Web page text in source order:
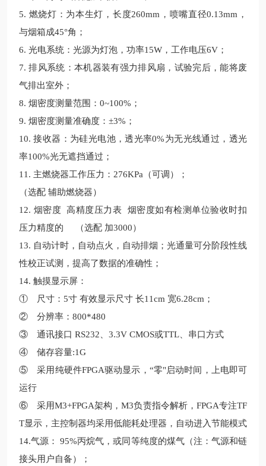
5. 燃烧灯：为本生灯，长度260mm，喷嘴直径0.13mm，
与烟箱成45°角；
6. 光电系统：光源为灯泡，功率15W，工作电压6V；
7. 排风系统：本机器装有强力排风扇，试验完后，能将废
气排出室外；
8. 烟密度测量范围：0~100%；
9. 烟密度测量准确度：±3%；
10. 接收器：为硅光电池，透光率0%为无光线通过，透光
率100%光无遮挡通过；
11. 主燃烧器工作压力：276KPa（可调）；
（选配 辅助燃烧器）
12. 烟密度 高精度压力表 烟密度如有检测单位验收时扣
压力精度的 （选配 加3000）
13. 自动计时，自动点火，自动排烟；光通量可分阶段性线
性校正试测，提高了数据的准确性；
14. 触摸显示屏：
① 尺寸：5寸 有效显示尺寸 长11cm 宽6.28cm；
② 分辨率：800*480
③ 通讯接口 RS232、3.3V CMOS或TTL、串口方式
④ 储存容量:1G
⑤ 采用纯硬件FPGA驱动显示，“零"启动时间，上电即可
运行
⑥ 采用M3+FPGA架构，M3负责指令解析，FPGA专注TF
T显示，主控制器均采用低能耗处理器，自动进入节能模式
14.气源： 95%丙烷气，或同等纯度的煤气（注：气源和链
接头用户自备）；